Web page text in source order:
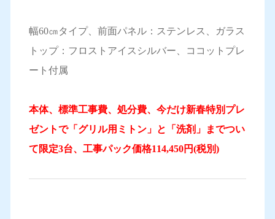
幅60㎝タイプ、前面パネル：ステンレス、ガラス
トップ：フロストアイスシルバー、ココットプレ
ート付属
本体、標準工事費、処分費、今だけ新春特別プレ
ゼントで「グリル用ミトン」と「洗剤」までつい
て限定3台、工事パック価格114,450円(税別)